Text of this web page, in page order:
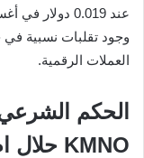
عند 0.019
وجود تقلبات نسبية
العملات الرقمية.
الحكم
KMNO حلال ام حرام ؟